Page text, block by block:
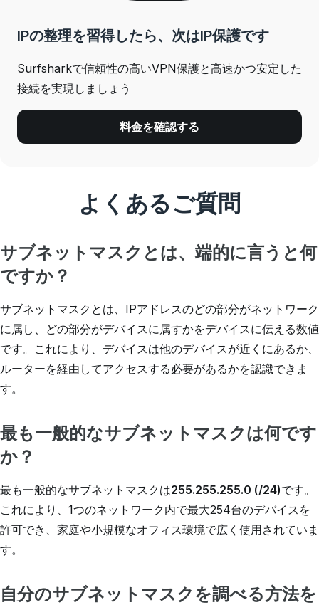
IPの整理を習得したら、次はIP保護です
Surfsharkで信頼性の高いVPN保護と高速かつ安定した
接続を実現しましょう
料金を確認する
よくあるご質問
サブネットマスクとは、端的に言うと何
ですか？
サブネットマスクとは、IPアドレスのどの部分がネットワーク
に属し、どの部分がデバイスに属すかをデバイスに伝える数値
です。これにより、デバイスは他のデバイスが近くにあるか、
ルーターを経由してアクセスする必要があるかを認識できま
す。
最も一般的なサブネットマスクは何です
か？
最も一般的なサブネットマスクは255.255.255.0 (/24)です。
これにより、1つのネットワーク内で最大254台のデバイスを
許可でき、家庭や小規模なオフィス環境で広く使用されていま
す。
自分のサブネットマスクを調べる方法を